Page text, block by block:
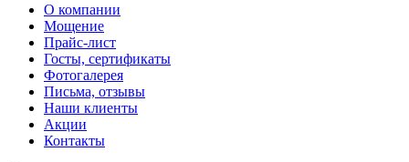
О компании
Мощение
Прайс-лист
Госты, сертификаты
Фотогалерея
Письма, отзывы
Наши клиенты
Акции
Контакты